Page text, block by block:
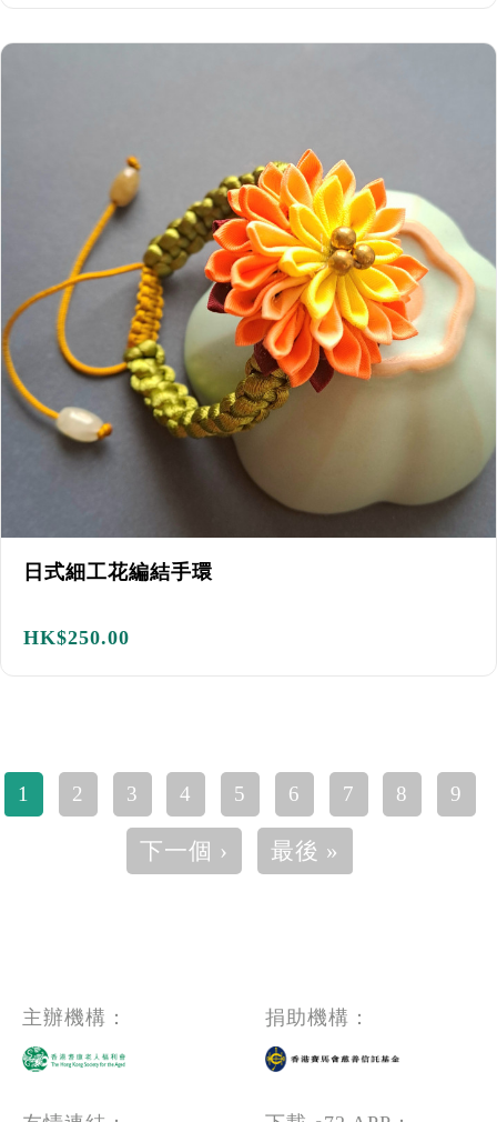
日式細工花編結手環
HK$250.00
Pagination
1 2 3 4 5 6 7 8 9
下一個 › 下一頁最後 »
主辦機構： 捐助機構：